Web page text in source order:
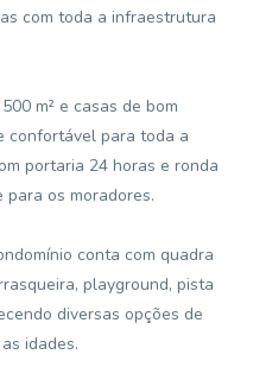
com toda a infraestrutura
m² e casas de bom
confortável para toda a
portaria 24 horas e ronda
os moradores.
conta com quadra
playground, pista
diversas opções de
idades.